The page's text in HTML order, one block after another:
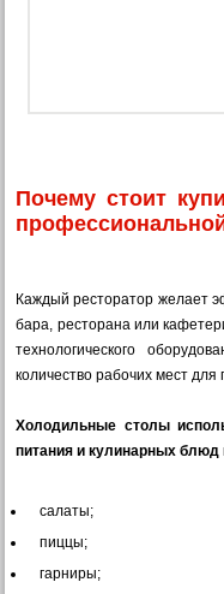
Почему стоит
Каждый ресторатор желает
бара, ресторана или
технологического
количество рабочих мест для
Холодильные столы
питания и кулинарных блюд
салаты;
пиццы;
гарниры;